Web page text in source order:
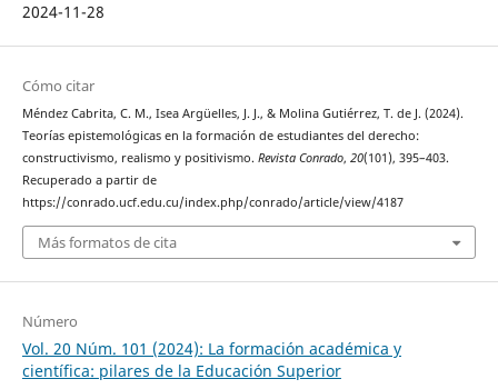
2024-11-28
Cómo citar
Méndez Cabrita, C. M., Isea Argüelles, J. J., & Molina Gutiérrez, T. de J. (2024).
Teorías epistemológicas en la formación de estudiantes del derecho:
constructivismo, realismo y positivismo. Revista Conrado, 20(101), 395–403.
Recuperado a partir de
https://conrado.ucf.edu.cu/index.php/conrado/article/view/4187
Más formatos de cita
Número
Vol. 20 Núm. 101 (2024): La formación académica y
científica: pilares de la Educación Superior